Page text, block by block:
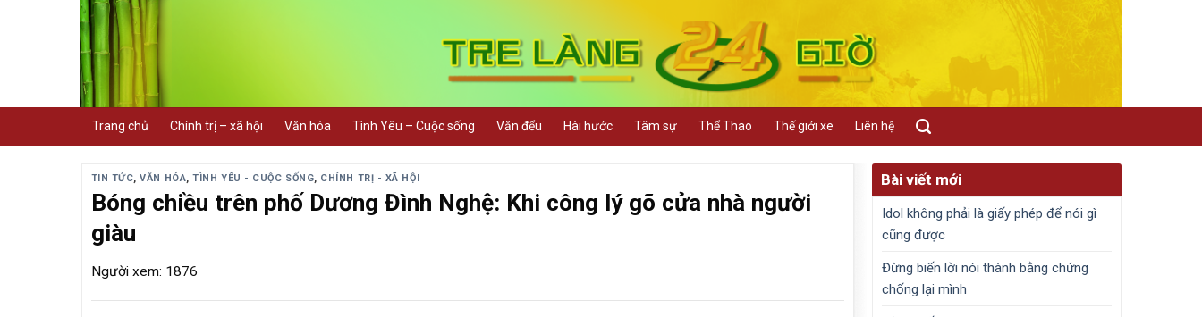
Trang chủ Chính trị – xã hội Văn hóa Tình Yêu – Cuộc sống Văn đểu Hài hước Tâm sự Thể Thao Thế giới xe Liên hệ
TIN TỨC,VĂN HÓA,TÌNH YÊU - CUỘC SỐNG, CHÍNH TRỊ - XÃ HỘI
Bóng chiều trên phố Dương Đình Nghệ: Khi công lý gõ cửa nhà người
giàu
Người xem: 1876
Bài viết mới
Idol không phải là giấy phép để nói gì
cũng được
Đừng biến lời nói thành bằng chứng
chống lại mình